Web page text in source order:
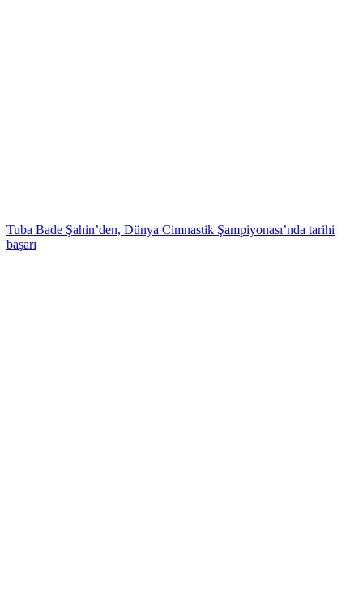
Tuba Bade Şahin’den, Dünya Cimnastik Şampiyonası’nda tarihi
başarı